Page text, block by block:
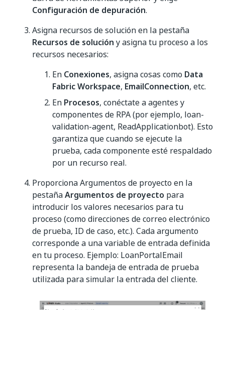
Configuración de depuración.
Asigna recursos de solución en la pestaña
Recursos de solución y asigna tu proceso a los
recursos necesarios:
En Conexiones, asigna cosas como Data
Fabric Workspace, EmailConnection, etc.
En Procesos, conéctate a agentes y
componentes de RPA (por ejemplo, loan-
validation-agent, ReadApplicationbot). Esto
garantiza que cuando se ejecute la
prueba, cada componente esté respaldado
por un recurso real.
Proporciona Argumentos de proyecto en la
pestañaArgumentos de proyecto para
introducir los valores necesarios para tu
proceso (como direcciones de correo electrónico
de prueba, ID de caso, etc.). Cada argumento
corresponde a una variable de entrada definida
en tu proceso. Ejemplo: LoanPortalEmail
representa la bandeja de entrada de prueba
utilizada para simular la entrada del cliente.